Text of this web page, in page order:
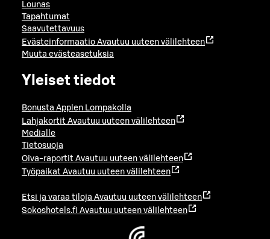
Lounas
Tapahtumat
Saavutettavuus
Evästeinformaatio Avautuu uuteen välilehteen
Muuta evästeasetuksia
Yleiset tiedot
Bonusta Applen Lompakolla
Lahjakortit Avautuu uuteen välilehteen
Medialle
Tietosuoja
Oiva-raportit Avautuu uuteen välilehteen
Työpaikat Avautuu uuteen välilehteen
Etsi ja varaa tiloja Avautuu uuteen välilehteen
Sokoshotels.fi Avautuu uuteen välilehteen